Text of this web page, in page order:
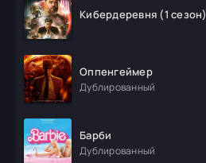
Кибердеревня (1 сезон)
Оппенгеймер
Дублированный
Барби
Дублированный